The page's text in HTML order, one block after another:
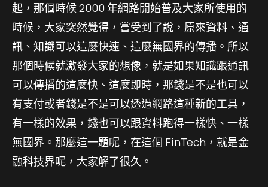
起，那個時候 2000 年網路開始普及大家所使用的
時候，大家突然覺得，嘗受到了說，原來資料、通
訊、知識可以這麼快速、這麼無國界的傳播。所以
那個時候就激發大家的想像，就是如果知識跟通訊
可以傳播的這麼快、這麼即時，那錢是不是也可以
有支付或者錢是不是可以透過網路這種新的工具，
有一樣的效果，錢也可以跟資料跑得一樣快、一樣
無國界。那麼這一題呢，在這個 FinTech，就是金
融科技界呢，大家解了很久。